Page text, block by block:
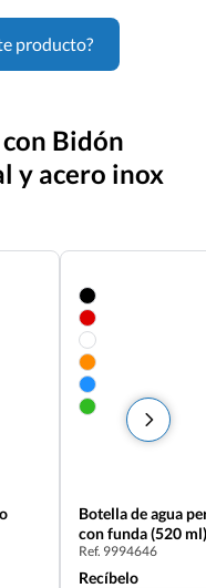
producto?
Bidón
y acero inox
Botella de agua
con funda (520 ml)
Ref. 9994646
Recíbelo